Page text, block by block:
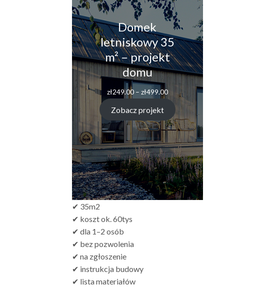
Domek
letniskowy 35
m² – projekt
domu
zł249.00 – zł499.00Zakres
cen:
od
zł249.00
do
zł499.00
Zobacz projekt
✔ 35m2
✔ koszt ok. 60tys
✔ dla 1–2 osób
✔ bez pozwolenia
✔ na zgłoszenie
✔ instrukcja budowy
✔ lista materiałów